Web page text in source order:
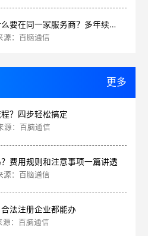
400电话新开和续费为什么要在同一家服务商？多年续费更划算
：百脑通信
更多
？四步轻松搞定
：百脑通信
费用规则和注意事项一篇讲透
：百脑通信
法注册企业都能办
：百脑通信